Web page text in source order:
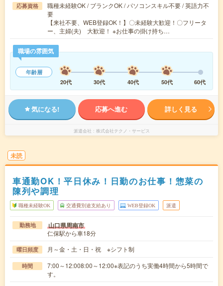
応募資格
職種未経験OK / ブランクOK / パソコンスキル不要 / 英語力不
要
【来社不要、WEB登録OK！】〇未経験大歓迎！〇フリータ
ー、主婦(夫) 大歓迎！ ※お仕事の掛け持ち…
職場の雰囲気
年齢層
20代
30代 40代 50代 60代
気になる! 応募へ進む 詳しく見る
派遣会社 株式会社テクノ・サービス
未読
車通勤OK！平日休み！日勤のお仕事！惣菜の
陳列や調理
職種未経験OK 交通費別途支給あり WEB登録OK 派遣
勤務地 山口県周南市
仁保駅から車18分
曜日頻度 月～金・土・日・祝 ※シフト制
時間
7:00～12:008:00～12:00※表記のうち実働4時間から5時間で
す。